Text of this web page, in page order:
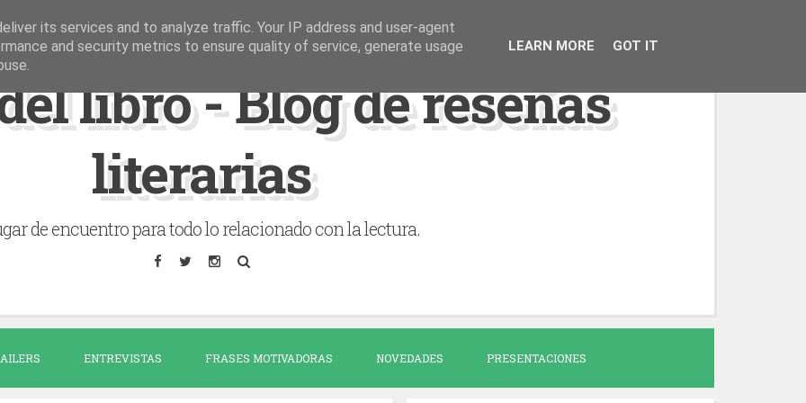
libro - Blog de reseñas
literarias
de encuentro para todo lo relacionado con la lectura.
ENTREVISTAS FRASES MOTIVADORAS NOVEDADES PRESENTACIONES
its services and to analyze traffic. Your IP address and user-agent
and security metrics to ensure quality of service, generate usage
LEARN MORE GOT IT